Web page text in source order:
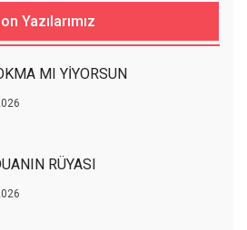
Yazılarımız
MI YİYORSUN
RÜYASI